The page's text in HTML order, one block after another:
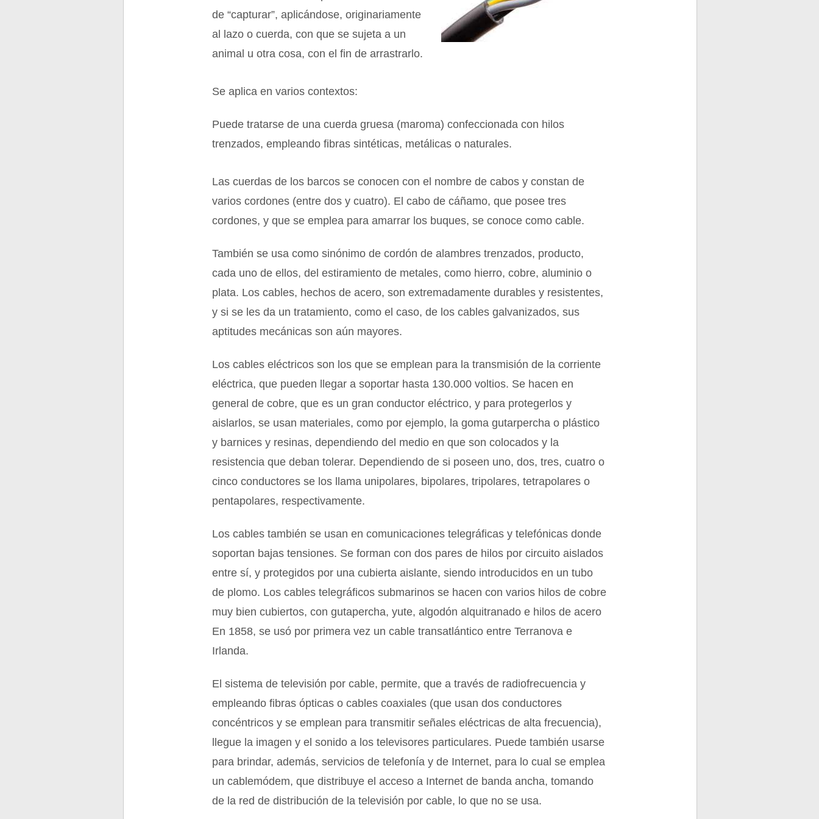
de “capturar”, aplicándose, originariamente
al lazo o cuerda, con que se sujeta a un
animal u otra cosa, con el fin de arrastrarlo.
Se aplica en varios contextos:
Puede tratarse de una cuerda gruesa (maroma) confeccionada con hilos
trenzados, empleando fibras sintéticas, metálicas o naturales.
Las cuerdas de los barcos se conocen con el nombre de cabos y constan de
varios cordones (entre dos y cuatro). El cabo de cáñamo, que posee tres
cordones, y que se emplea para amarrar los buques, se conoce como cable.
También se usa como sinónimo de cordón de alambres trenzados, producto,
cada uno de ellos, del estiramiento de metales, como hierro, cobre, aluminio o
plata. Los cables, hechos de acero, son extremadamente durables y resistentes,
y si se les da un tratamiento, como el caso, de los cables galvanizados, sus
aptitudes mecánicas son aún mayores.
Los cables eléctricos son los que se emplean para la transmisión de la corriente
eléctrica, que pueden llegar a soportar hasta 130.000 voltios. Se hacen en
general de cobre, que es un gran conductor eléctrico, y para protegerlos y
aislarlos, se usan materiales, como por ejemplo, la goma gutarpercha o plástico
y barnices y resinas, dependiendo del medio en que son colocados y la
resistencia que deban tolerar. Dependiendo de si poseen uno, dos, tres, cuatro o
cinco conductores se los llama unipolares, bipolares, tripolares, tetrapolares o
pentapolares, respectivamente.
Los cables también se usan en comunicaciones telegráficas y telefónicas donde
soportan bajas tensiones. Se forman con dos pares de hilos por circuito aislados
entre sí, y protegidos por una cubierta aislante, siendo introducidos en un tubo
de plomo. Los cables telegráficos submarinos se hacen con varios hilos de cobre
muy bien cubiertos, con gutapercha, yute, algodón alquitranado e hilos de acero
En 1858, se usó por primera vez un cable transatlántico entre Terranova e
Irlanda.
El sistema de televisión por cable, permite, que a través de radiofrecuencia y
empleando fibras ópticas o cables coaxiales (que usan dos conductores
concéntricos y se emplean para transmitir señales eléctricas de alta frecuencia),
llegue la imagen y el sonido a los televisores particulares. Puede también usarse
para brindar, además, servicios de telefonía y de Internet, para lo cual se emplea
un cablemódem, que distribuye el acceso a Internet de banda ancha, tomando
de la red de distribución de la televisión por cable, lo que no se usa.